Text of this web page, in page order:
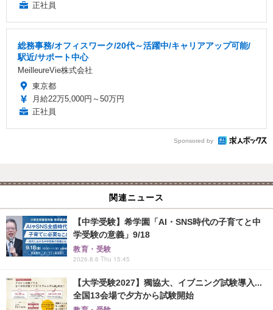
正社員
総務事務/オフィスワーク/20代～活躍中/キャリアアップ可能/
駅近/サポート中心
MeilleureVie株式会社
東京都
月給22万5,000円～50万円
正社員
Sponsored by
関連ニュース
【中学受験】希学園「AI・SNS時代の子育てと中
学受験の意義」9/18
教育・受験
2026.8.6 Thu 15:45
【大学受験2027】獨協大、イブニング試験導入...
全国13会場で夕方から試験開始